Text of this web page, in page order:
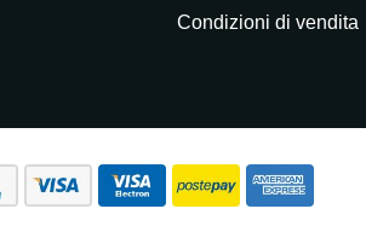
Condizioni di vendita